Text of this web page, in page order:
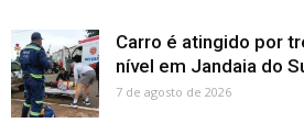
Carro é atingido por
nível em Jandaia do
7 de agosto de 2026